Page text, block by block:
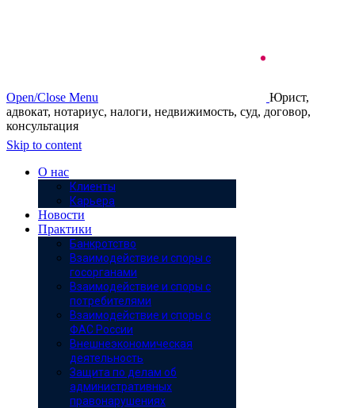
Open/Close Menu
Юрист,
адвокат, нотариус, налоги, недвижимость, суд, договор,
консультация
Skip to content
О нас
Клиенты
Карьера
Новости
Практики
Банкротство
Взаимодействие и споры с
госорганами
Взаимодействие и споры с
потребителями
Взаимодействие и споры с
ФАС России
Внешнеэкономическая
деятельность
Защита по делам об
административных
правонарушениях